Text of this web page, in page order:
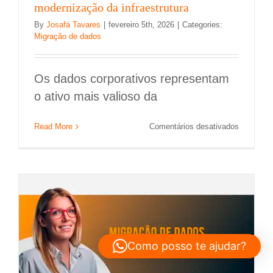
modernização da infraestrutura
By Josafá Tavares fevereiro 5th, 2026
Categories:
Migração de dados
Os dados corporativos representam
o ativo mais valioso da
Read More Comentários desativados
dados
para reduzir downtime na nuvem
Como posso te ajudar?